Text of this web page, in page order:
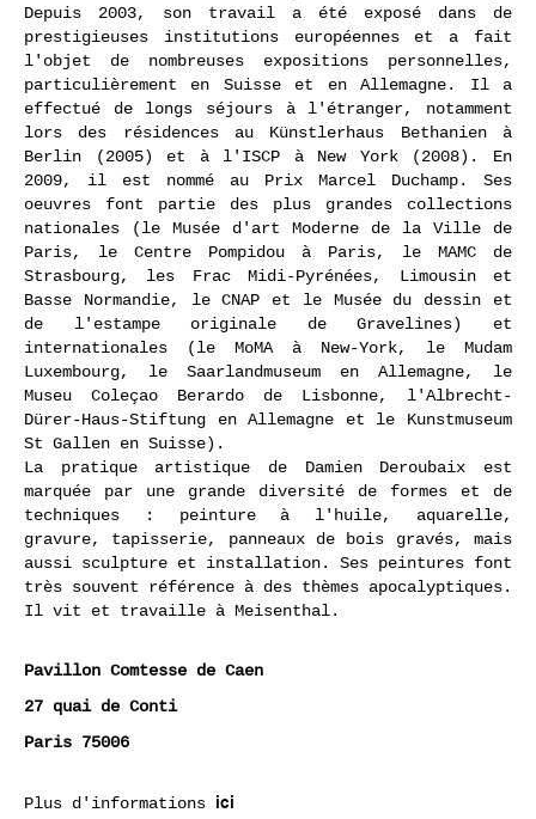
Depuis 2003, son travail a été exposé dans de
prestigieuses institutions européennes et a fait
l'objet de nombreuses expositions personnelles,
particulièrement en Suisse et enAllemagne. Il a
effectué de longs séjours à l'étranger, notamment
lors des résidences au Künstlerhaus Bethanien à
Berlin (2005) et à l'ISCP à New York (2008). En
2009, il est nommé au Prix Marcel Duchamp. Ses
oeuvres font partie des plus grandes collections
nationales (le Musée d'art Moderne de la Ville de
Paris, le Centre Pompidou à Paris, le MAMC de
Strasbourg, les Frac Midi-Pyrénées, Limousin et
Basse Normandie, le CNAP et le Musée du dessin et
de l'estampe originale de Gravelines) et
internationales
(le MoMA à New-York, le Mudam
Luxembourg, le Saarlandmuseum en Allemagne, le
Museu Coleçao Berardo de Lisbonne, l'Albrecht-
Dürer-Haus-Stiftung en Allemagne et le Kunstmuseum
St Gallen en Suisse).
La pratique artistique de Damien Deroubaix est
marquée par une grande diversité de formes et de
techniques : peinture à l'huile, aquarelle,
gravure, tapisserie, panneaux de bois gravés, mais
aussi sculpture et installation. Ses peintures font
très souvent référence à des thèmes apocalyptiques.
Il vit et travaille à Meisenthal.
Pavillon Comtesse de Caen
27 quai de Conti
Paris 75006
Plus d'informations ici